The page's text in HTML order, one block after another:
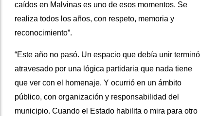
caídos en Malvinas es uno de esos momentos. Se
realiza todos los años, con respeto, memoria y
reconocimiento”.
“Este año no pasó. Un espacio que debía unir terminó
atravesado por una lógica partidaria que nada tiene
que ver con el homenaje. Y ocurrió en un ámbito
público, con organización y responsabilidad del
municipio. Cuando el Estado habilita o mira para otro